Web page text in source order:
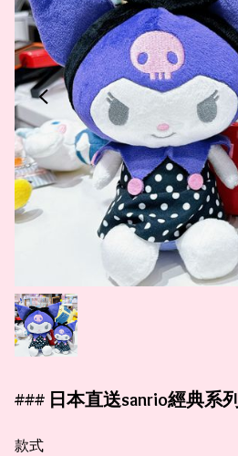
### 日本直送sanrio經典系
款式